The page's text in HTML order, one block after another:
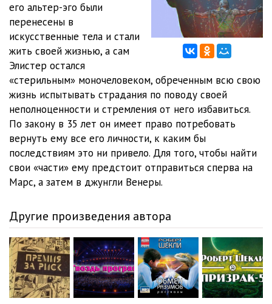
его альтер-эго были
перенесены в
искусственные тела и стали
жить своей жизнью, а сам
Элистер остался
«стерильным» моночеловеком, обреченным всю свою
жизнь испытывать страдания по поводу своей
неполноценности и стремления от него избавиться.
По закону в 35 лет он имеет право потребовать
вернуть ему все его личности, к каким бы
последствиям это ни привело. Для того, чтобы найти
свои «части» ему предстоит отправиться сперва на
Марс, а затем в джунгли Венеры.
Другие произведения автора